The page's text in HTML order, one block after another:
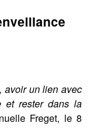
avoir un lien avec
et rester dans la
Freget, le 8